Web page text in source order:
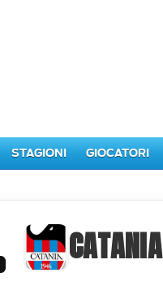
STAGIONI GIOCATORI
CATANIA